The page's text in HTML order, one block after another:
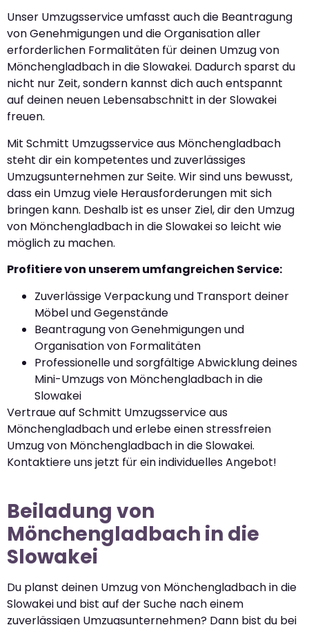
Unser Umzugsservice umfasst auch die Beantragung
von Genehmigungen und die Organisation aller
erforderlichen Formalitäten für deinen Umzug von
Mönchengladbach in die Slowakei. Dadurch sparst du
nicht nur Zeit, sondern kannst dich auch entspannt
auf deinen neuen Lebensabschnitt in der Slowakei
freuen.
Mit Schmitt Umzugsservice aus Mönchengladbach
steht dir ein kompetentes und zuverlässiges
Umzugsunternehmen zur Seite. Wir sind uns bewusst,
dass ein Umzug viele Herausforderungen mit sich
bringen kann. Deshalb ist es unser Ziel, dir den Umzug
von Mönchengladbach in die Slowakei so leicht wie
möglich zu machen.
Profitiere von unserem umfangreichen Service:
Zuverlässige Verpackung und Transport deiner
Möbel und Gegenstände
Beantragung von Genehmigungen und
Organisation von Formalitäten
Professionelle und sorgfältige Abwicklung deines
Mini-Umzugs von Mönchengladbach in die
Slowakei
Vertraue auf Schmitt Umzugsservice aus
Mönchengladbach und erlebe einen stressfreien
Umzug von Mönchengladbach in die Slowakei.
Kontaktiere uns jetzt für ein individuelles Angebot!
Beiladung von
Mönchengladbach in die
Slowakei
Du planst deinen Umzug von Mönchengladbach in die
Slowakei und bist auf der Suche nach einem
zuverlässigen Umzugsunternehmen? Dann bist du bei